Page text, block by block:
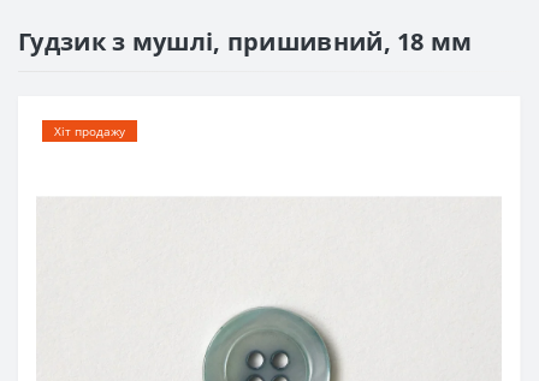
Гудзик з мушлі, пришивний, 18 мм
Хіт продажу